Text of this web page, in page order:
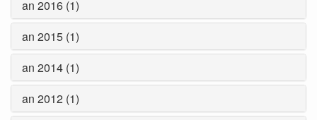
an 2016 (1)
an 2015 (1)
an 2014 (1)
an 2012 (1)